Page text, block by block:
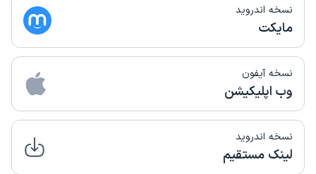
نسخه اندروید
مایکت
نسخه آیفون
وب اپلیکیشن
نسخه اندروید
لینک مستقیم